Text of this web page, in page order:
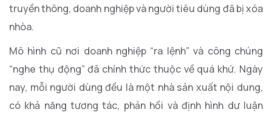
truyền thông, doanh nghiệp và người tiêu dùng đã bị xóa
nhòa.
Mô hình cũ nơi doanh nghiệp “ra lệnh” và công chúng
“nghe thụ động” đã chính thức thuộc về quá khứ. Ngày
nay, mỗi người dùng đều là một nhà sản xuất nội dung,
có khả năng tương tác, phản hồi và định hình dư luận